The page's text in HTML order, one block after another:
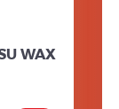
WAX